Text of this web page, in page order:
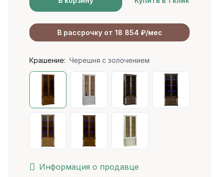
В рассрочку от 18 854 ₽/мес
Крашение: Черешня с золочением
Информация о продавце